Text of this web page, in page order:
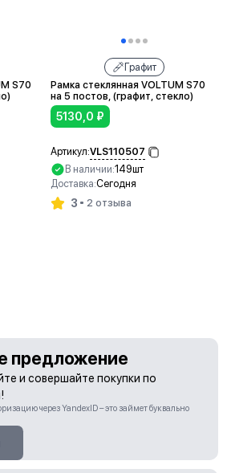
S70
Графит
Рамка стеклянная VOLTUM S70
на 5 постов, (графит, стекло)
5130,0 ₽
Артикул:VLS110507
В наличии:149шт
Доставка:Сегодня
3 2 отзыва
предложение
и совершайте покупки по
через YandexID – это займет буквально